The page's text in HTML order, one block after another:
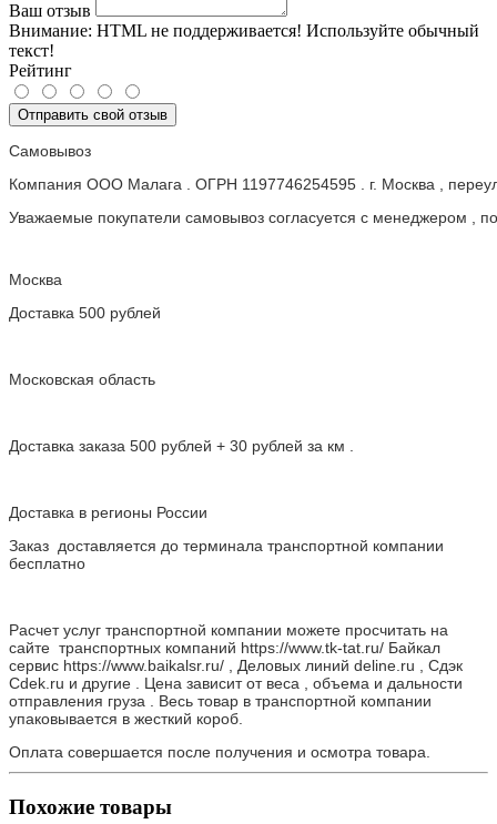
Ваш отзыв
Внимание: HTML не поддерживается! Используйте обычный
текст!
Рейтинг
Отправить свой отзыв
Самовывоз
Компания ООО Малага . ОГРН 1197746254595 . г. Москва ,
Уважаемые покупатели самовывоз согласуется с менеджером ,
Москва
Доставка 500 рублей
Московская область
Доставка заказа 500 рублей + 30 рублей за км .
Доставка в регионы России
Заказ доставляется до терминала транспортной компании
бесплатно
Расчет услуг транспортной компании можете просчитать на
сайте транспортных компаний https://www.tk-tat.ru/ Байкал
сервис https://www.baikalsr.ru/ , Деловых линий deline.ru , Сдэк
Cdek.ru и другие . Цена зависит от веса , объема и дальности
отправления груза . Весь товар в транспортной компании
упаковывается в жесткий короб.
Оплата совершается после получения и осмотра товара.
Похожие товары